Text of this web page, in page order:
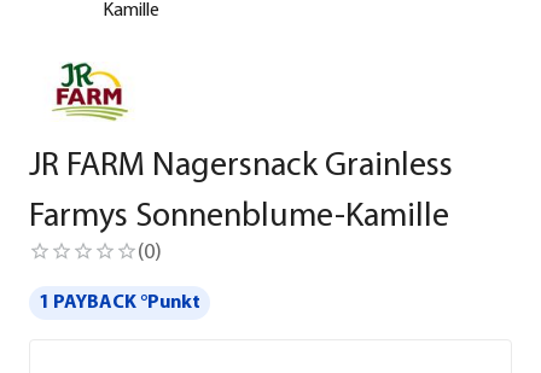
Kamille
JR FARM Nagersnack Grainless
Farmys Sonnenblume-Kamille
(0)
1 PAYBACK °Punkt